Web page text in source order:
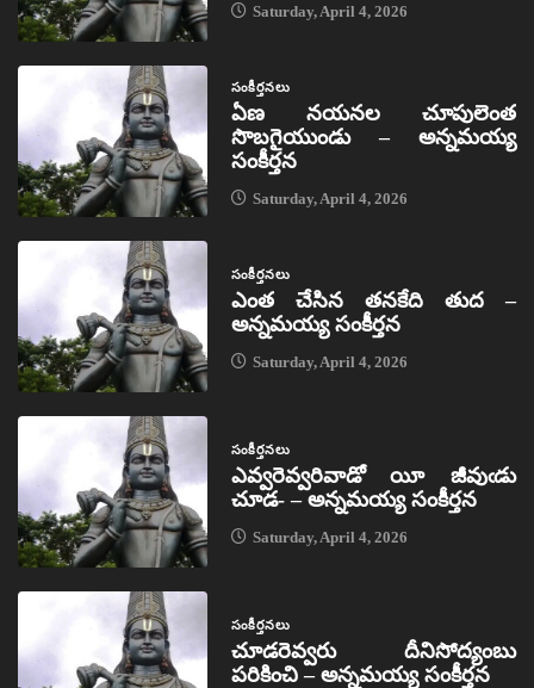
Saturday, April 4, 2026
సంకీర్తనలు
ఏణ నయనల చూపులెంత
సొబగైయుండు – అన్నమయ్య
సంకీర్తన
Saturday, April 4, 2026
సంకీర్తనలు
ఎంత చేసిన తనకేది తుద –
అన్నమయ్య సంకీర్తన
Saturday, April 4, 2026
సంకీర్తనలు
ఎవ్వరెవ్వరివాడో యీ జీవుఁడు
చూడ- – అన్నమయ్య సంకీర్తన
Saturday, April 4, 2026
సంకీర్తనలు
చూడరెవ్వరు దీనిసోద్యంబు
పరికించి – అన్నమయ్య సంకీర్తన